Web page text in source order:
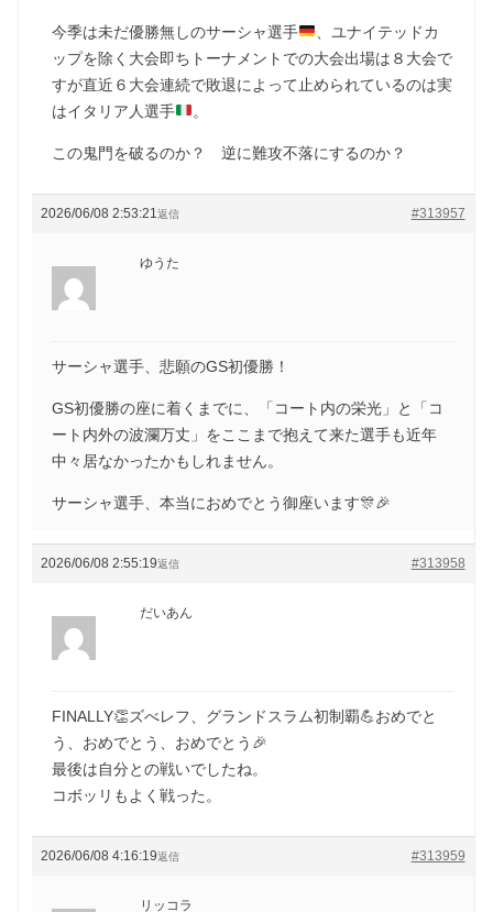
今季は未だ優勝無しのサーシャ選手
、ユナイテッドカ
ップを除く大会即ちトーナメントでの大会出場は８大会で
すが直近６大会連続で敗退によって止められているのは実
はイタリア人選手
。
この鬼門を破るのか？ 逆に難攻不落にするのか？
2026/06/08 2:53:21 #313957
返信
ゆうた
サーシャ選手、悲願のGS初優勝！
GS初優勝の座に着くまでに、「コート内の栄光」と「コ
ート内外の波瀾万丈」をここまで抱えて来た選手も近年
中々居なかったかもしれません。
サーシャ選手、本当におめでとう御座います🎊🎉
2026/06/08 2:55:19 #313958
返信
だいあん
FINALLY👏ズべレフ、グランドスラム初制覇💪おめでと
う、おめでとう、おめでとう🎉
最後は自分との戦いでしたね。
コボッリもよく戦った。
2026/06/08 4:16:19 #313959
返信
リッコラ